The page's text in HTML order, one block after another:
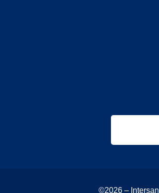
©2026 – Intersan